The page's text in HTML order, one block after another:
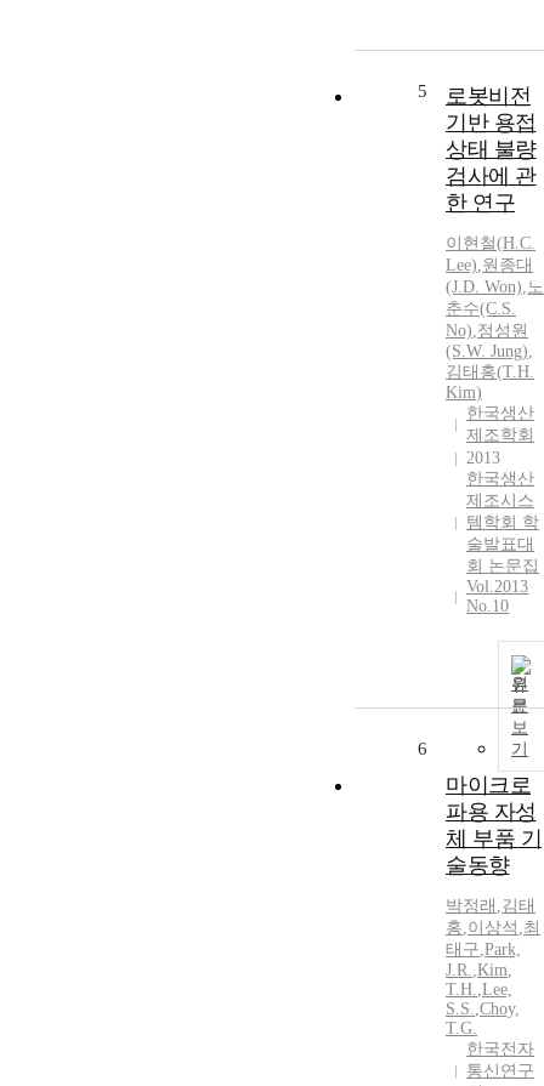
5
로봇비전
기반 용접
상태 불량
검사에 관
한 연구
이현철(H.C.
Lee),원종대
(J.D. Won),노
춘수(C.S.
No),정성원
(S.W. Jung),
김태홍(T.H.
Kim)
한국생산
제조학회
2013
한국생산
제조시스
템학회 학
술발표대
회 논문집
Vol.2013
No.10
원
문
보
기
6
마이크로
파용 자성
체 부품 기
술동향
박정래 ,김태
홍,이상석 ,최
태구,Park,
J.R.,Kim,
T.H.,Lee,
S.S.,Choy,
T.G.
한국전자
통신연구